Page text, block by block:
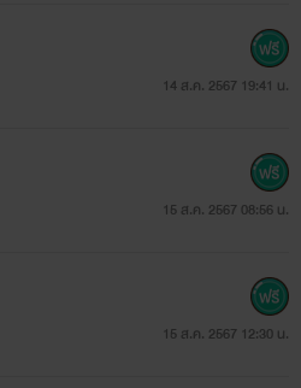
14 ส.ค. 2567 19:41 น.
15 ส.ค. 2567 08:56 น.
15 ส.ค. 2567 12:30 น.